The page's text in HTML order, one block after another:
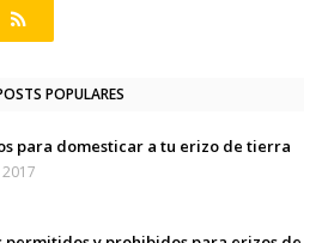
POPULARES
para domesticar a tu erizo de tierra